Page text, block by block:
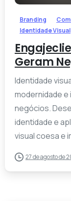
Branding
Identidade Visual
Geram
Identidade
modernidade
negócios.
identidade e
visual coesa e
27 de agosto de